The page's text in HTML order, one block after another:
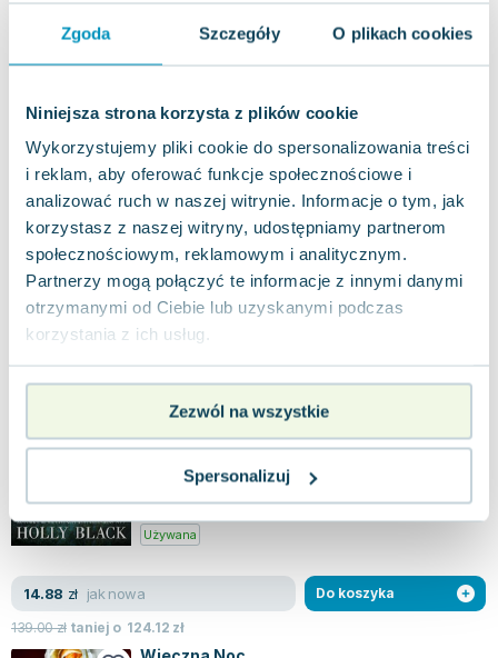
Zgoda Szczegóły O plikach cookies
Niniejsza strona korzysta z plików cookie
Wykorzystujemy pliki cookie do spersonalizowania treści
i reklam, aby oferować funkcje społecznościowe i
analizować ruch w naszej witrynie. Informacje o tym, jak
korzystasz z naszej witryny, udostępniamy partnerom
społecznościowym, reklamowym i analitycznym.
Partnerzy mogą połączyć te informacje z innymi danymi
otrzymanymi od Ciebie lub uzyskanymi podczas
korzystania z ich usług.
Zezwól na wszystkie
Spersonalizuj
W głębi ziemi starożytny przeciwnik budzi się z
długiego snu, zagrażając pokojowi. Dom Berethnet
od pokoleń rządzi Inys, lecz ich...
Miękka
Pakujemy 11.08
37.86zł nowa
44.99 złtaniej o 7.13zł
Do koszyka
Zły Król. Okrutny książę. Tom 2
Wydawnictwo Jaguar,2019| Holly Black,Zuzanna Byczek
odeszli, są jedynie wstępem do nieuchronnych
wydarzeń, które wkrótce nastąpią. Począt...
5.0
Używana
14.88 zł jak nowa
139.00zł taniej o 124.12 zł
Do koszyka